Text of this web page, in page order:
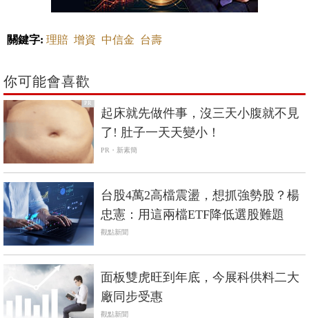
增資 中信金 台壽
你可能會喜歡
了! 肚子一天天變小！
PR・新素簡
觀點新聞
觀點新聞